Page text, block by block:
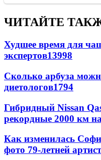
ЧИТАЙТЕ
Худшее время для
экспертов13998
Сколько арбуза
диетологов1794
Гибридный Nissan
рекордные 2000 км
Как изменилась
фото 79-летней